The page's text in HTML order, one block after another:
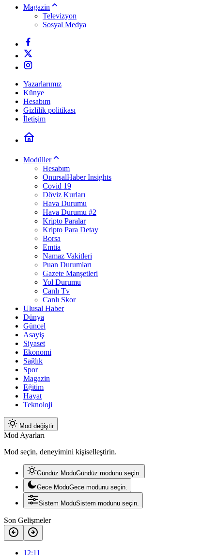
Magazin
Televizyon
Sosyal Medya
Yazarlarımız
Künye
Hesabım
Gizlilik politikası
İletişim
Modüller
Hesabım
OnursalHaber Insights
Covid 19
Döviz Kurları
Hava Durumu
Hava Durumu #2
Kripto Paralar
Kripto Para Detay
Borsa
Emtia
Namaz Vakitleri
Puan Durumları
Gazete Manşetleri
Yol Durumu
Canlı Tv
Canlı Skor
Ulusal Haber
Dünya
Güncel
Asayiş
Siyaset
Ekonomi
Sağlık
Spor
Magazin
Eğitim
Hayat
Teknoloji
Mod değiştir
Mod Ayarları
Mod seçin, deneyimini kişiselleştirin.
Gündüz ModuGündüz modunu seçin.
Gece ModuGece modunu seçin.
Sistem ModuSistem modunu seçin.
Son Gelişmeler
12:11